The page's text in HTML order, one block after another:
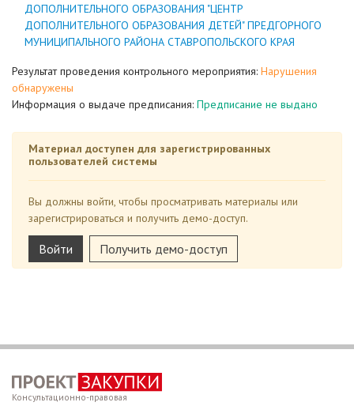
ДОПОЛНИТЕЛЬНОГО ОБРАЗОВАНИЯ "ЦЕНТР
ДОПОЛНИТЕЛЬНОГО ОБРАЗОВАНИЯ ДЕТЕЙ" ПРЕДГОРНОГО
МУНИЦИПАЛЬНОГО РАЙОНА СТАВРОПОЛЬСКОГО КРАЯ
Результат проведения контрольного мероприятия: Нарушения
обнаружены
Информация о выдаче предписания: Предписание не выдано
Материал доступен для зарегистрированных
пользователей системы
Вы должны войти, чтобы просматривать материалы или
зарегистрироваться и получить демо-доступ.
Войти Получить демо-доступ
Консультационно-правовая